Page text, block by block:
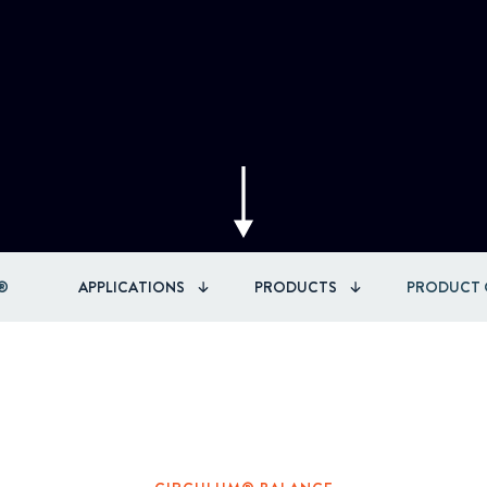
APPLICATIONS PRODUCTS PRODUCT